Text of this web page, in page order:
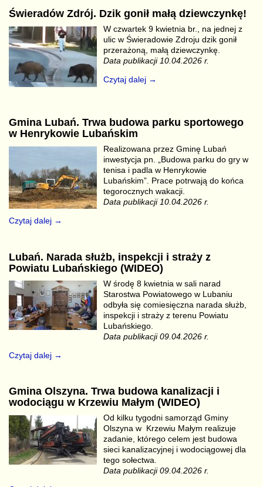
Świeradów Zdrój. Dzik gonił małą dziewczynkę!
W czwartek 9 kwietnia br., na jednej z
ulic w Świeradowie Zdroju dzik gonił
przerażoną, małą dziewczynkę.
Data publikacji 10.04.2026 r.
Czytaj dalej →
Gmina Lubań. Trwa budowa parku sportowego
w Henrykowie Lubańskim
Realizowana przez Gminę Lubań
inwestycja pn. „Budowa parku do gry w
tenisa i padla w Henrykowie
Lubańskim”. Prace potrwają do końca
tegorocznych wakacji.
Data publikacji 10.04.2026 r.
Czytaj dalej →
Lubań. Narada służb, inspekcji i straży z
Powiatu Lubańskiego (WIDEO)
W środę 8 kwietnia w sali narad
Starostwa Powiatowego w Lubaniu
odbyła się comiesięczna narada służb,
inspekcji i straży z terenu Powiatu
Lubańskiego.
Data publikacji 09.04.2026 r.
Czytaj dalej →
Gmina Olszyna. Trwa budowa kanalizacji i
wodociągu w Krzewiu Małym (WIDEO)
Od kilku tygodni samorząd Gminy
Olszyna w Krzewiu Małym realizuje
zadanie, którego celem jest budowa
sieci kanalizacyjnej i wodociągowej dla
tego sołectwa.
Data publikacji 09.04.2026 r.